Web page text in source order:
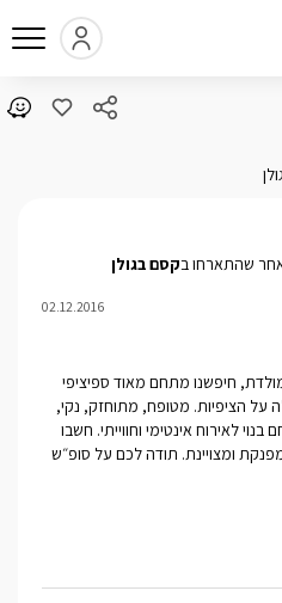
שהתארחו בקסם בגולן
02.12.2016
יומולדת, חיפשנו מתחם מאוד ספיציפי
הציפיות. מטופח, מתוחזק, נקי,
לאירוח אינטימי וחווייתי. חשבו
ומצויינת. תודה לכם על סופ״ש